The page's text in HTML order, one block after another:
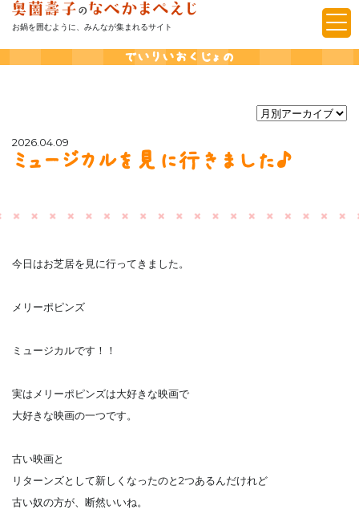
お鍋を囲むように、みんなが集まれるサイト
でいりいおくじょの
2026.04.09
ミュージカルを見に行きました♪
今日はお芝居を見に行ってきました。
メリーポピンズ
ミュージカルです！！
実はメリーポピンズは大好きな映画で
大好きな映画の一つです。
古い映画と
リターンズとして新しくなったのと2つあるんだけれど
古い奴の方が、断然いいね。